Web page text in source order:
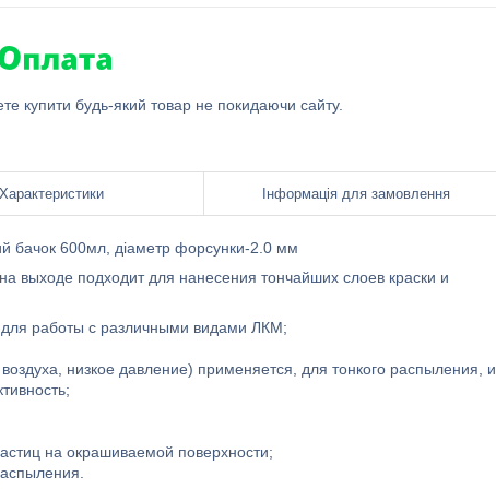
купити будь-який товар не покидаючи сайту.
Характеристики Інформація для замовлення
бачок 600мл, діаметр форсунки-2.0 мм
выходе подходит для нанесения тончайших слоев краски и
для работы с различными видами ЛКМ;
низкое давление) применяется, для тонкого распыления, и
на окрашиваемой поверхности;